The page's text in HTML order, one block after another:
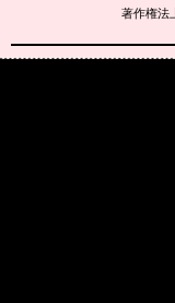
著作権法